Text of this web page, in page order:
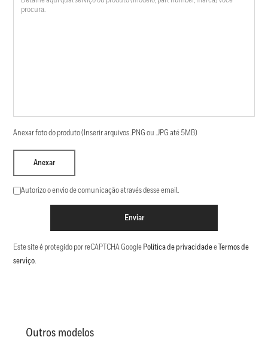
Anexar foto do produto (Inserir arquivos .PNG ou .JPG até 5MB)
Anexar
Autorizo o envio de comunicação através desse email.
Enviar
Este site é protegido por reCAPTCHA Google Política de privacidadee Termos de
serviço.
Outros modelos